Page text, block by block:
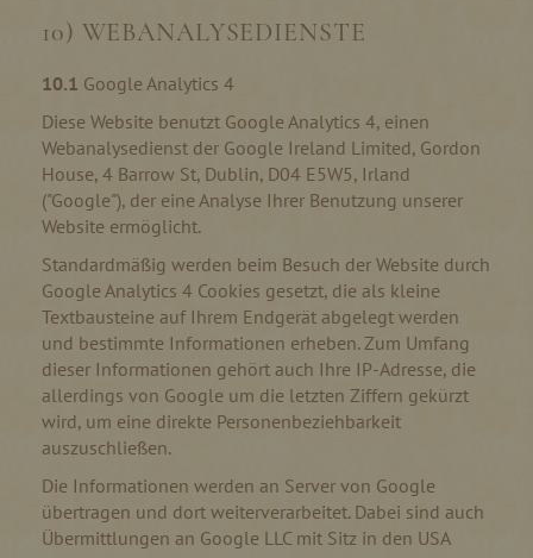
10) WEBANALYSEDIENSTE
10.1 Google Analytics 4
Diese Website benutzt Google Analytics 4, einen
Webanalysedienst der Google Ireland Limited, Gordon
House, 4 Barrow St, Dublin, D04 E5W5, Irland
("Google"), der eine Analyse Ihrer Benutzung unserer
Website ermöglicht.
Standardmäßig werden beim Besuch der Website durch
Google Analytics 4 Cookies gesetzt, die als kleine
Textbausteine auf Ihrem Endgerät abgelegt werden
und bestimmte Informationen erheben. Zum Umfang
dieser Informationen gehört auch Ihre IP-Adresse, die
allerdings von Google um die letzten Ziffern gekürzt
wird, um eine direkte Personenbeziehbarkeit
auszuschließen.
Die Informationen werden an Server von Google
übertragen und dort weiterverarbeitet. Dabei sind auch
Übermittlungen an Google LLC mit Sitz in den USA